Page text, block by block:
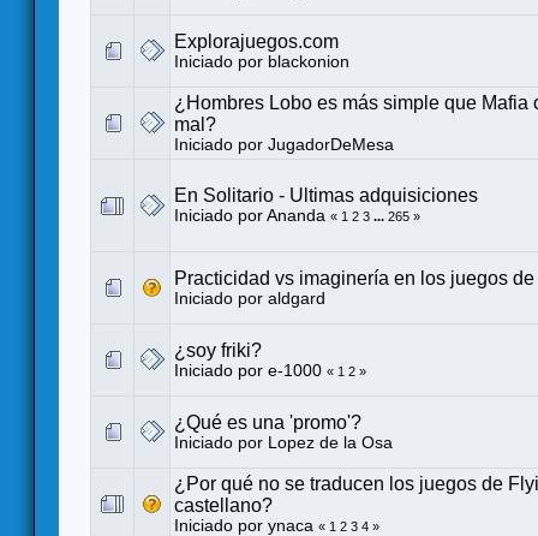
Explorajuegos.com
Iniciado por blackonion
¿Hombres Lobo es más simple que Mafia
mal?
Iniciado por JugadorDeMesa
En Solitario - Ultimas adquisiciones
Iniciado por Ananda « 1 2 3 ... 265 »
Practicidad vs imaginería en los juegos
Iniciado por aldgard
¿soy friki?
Iniciado por e-1000 « 1 2 »
¿Qué es una 'promo'?
Iniciado por Lopez de la Osa
¿Por qué no se traducen los juegos de
castellano?
Iniciado por ynaca « 1 2 3 4 »